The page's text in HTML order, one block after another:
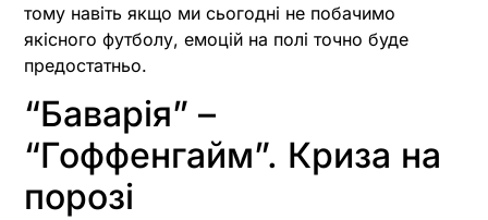
тому навіть якщо ми сьогодні не побачимо
якісного футболу, емоцій на полі точно буде
предостатньо.
“Баварія” –
“Гоффенгайм”. Криза на
порозі